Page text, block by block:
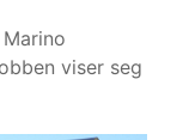
viser seg